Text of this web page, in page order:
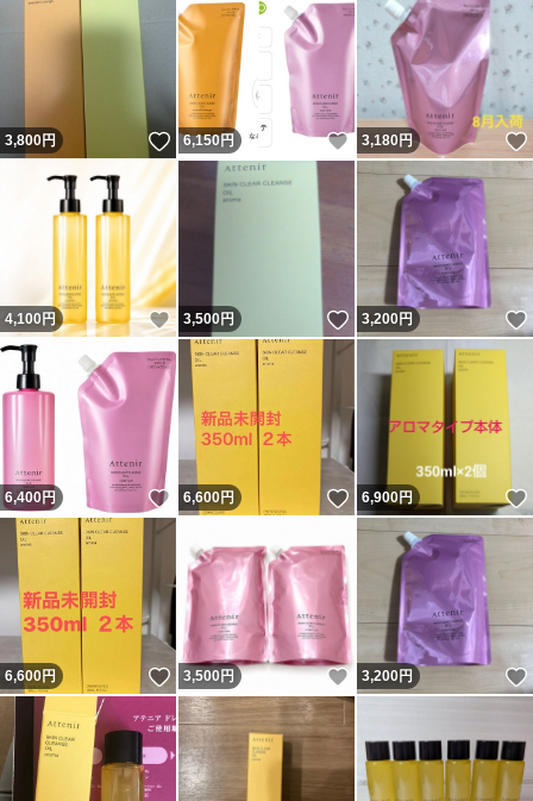
3,800円 いいね！
6,150円 いいね！
3,180円
4,100円 いいね！
3,500円 いいね！
3,200円
6,400円 いいね！
6,600円 いいね！
6,900円
6,600円 いいね！
3,500円 いいね！
3,200円